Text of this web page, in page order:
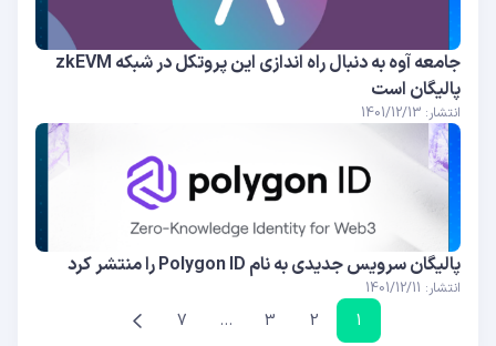
جامعه آوه به دنبال راه اندازی این پروتکل در شبکه zkEVM
پالیگان است
انتشار: 1401/12/13
پالیگان سرویس جدیدی به نام Polygon ID را منتشر کرد
انتشار: 1401/12/11
1
2
3
…
7